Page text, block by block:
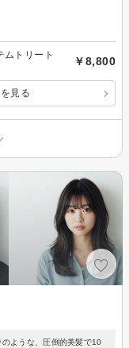
ムトリート
￥8,800
見る
ような、圧倒的美髪で10